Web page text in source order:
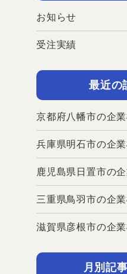
お知らせ
受注実績
最近の
京都府八幡市の企業
兵庫県明石市の企業
鹿児島県日置市の
三重県鳥羽市の企業
滋賀県彦根市の企業
月別記